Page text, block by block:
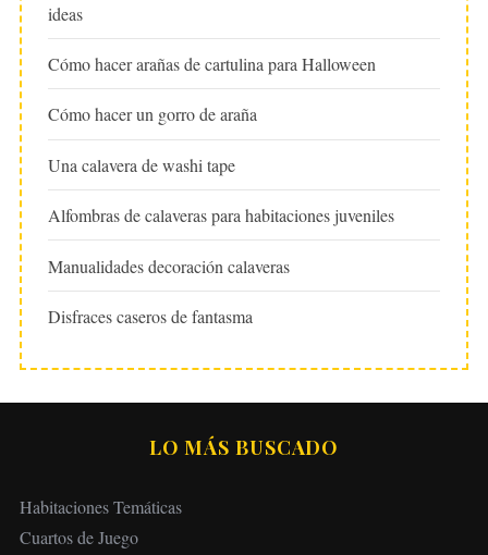
ideas
Cómo hacer arañas de cartulina para Halloween
Cómo hacer un gorro de araña
Una calavera de washi tape
Alfombras de calaveras para habitaciones juveniles
Manualidades decoración calaveras
Disfraces caseros de fantasma
LO MÁS BUSCADO
Habitaciones Temáticas
Cuartos de Juego